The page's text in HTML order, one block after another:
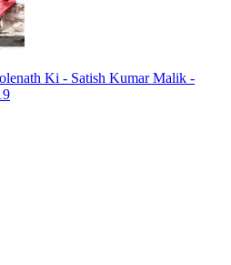
Ki - Satish Kumar Malik -